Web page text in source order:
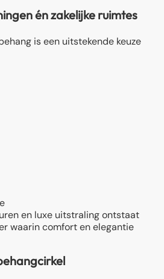
én zakelijke ruimtes
is een uitstekende keuze
en luxe uitstraling ontstaat
waarin comfort en elegantie